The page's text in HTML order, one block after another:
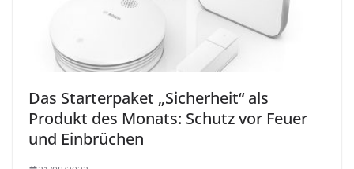
Das Starterpaket „Sicherheit“ als
Produkt des Monats: Schutz vor Feuer
und Einbrüchen